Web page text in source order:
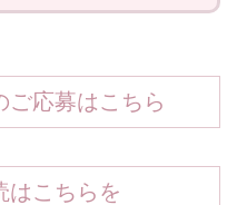
ご応募はこちら
はこちらを